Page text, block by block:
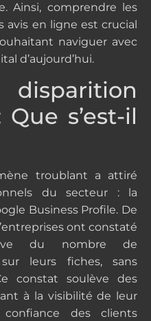
Ainsi, comprendre les
avis en ligne est crucial
naviguer avec
d’aujourd’hui.
s’est-il
troublant a attiré
du secteur : la
Business Profile. De
ont constaté
du nombre de
leurs fiches, sans
constat soulève des
à la visibilité de leur
des clients